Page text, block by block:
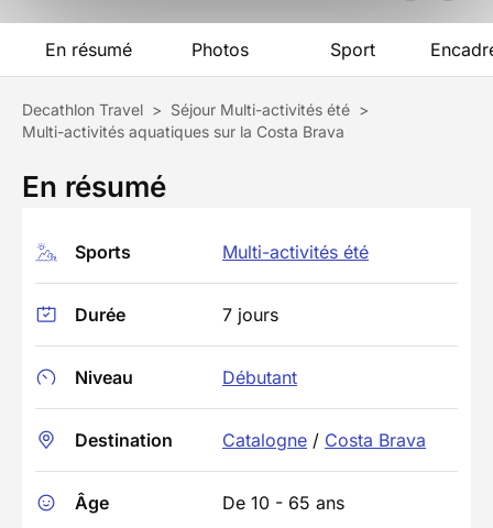
En résumé Photos Sport
Decathlon Travel > Séjour Multi-activités été >
Multi-activités aquatiques sur la Costa Brava
En résumé
Sports Multi-activités été
Durée 7 jours
Niveau Débutant
Destination Catalogne / Costa Brava
Âge De 10 - 65 ans